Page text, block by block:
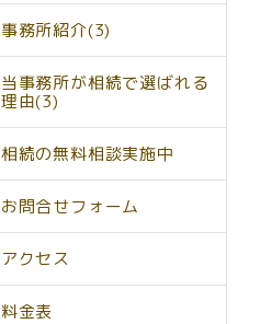
事務所紹介(3)
当事務所が相続で選ばれる
理由(3)
相続の無料相談実施中
お問合せフォーム
アクセス
料金表